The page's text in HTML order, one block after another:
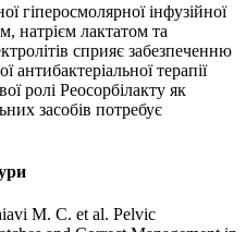
гіперосмолярної інфузійної
натрієм лактатом та
сприяє забезпеченню
антибактеріальної терапії
ролі Реосорбілакту як
засобів потребує
M. C. et al. Pelvic